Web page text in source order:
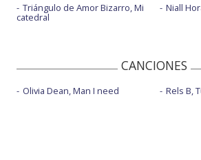
Triángulo de Amor Bizarro, Mi
catedral
Niall
CANCIONES
Olivia Dean, Man I need Rels B,